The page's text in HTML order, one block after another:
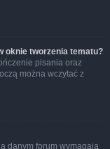
oknie tworzenia tematu?
pisania oraz
można wczytać z
danym forum wymagają